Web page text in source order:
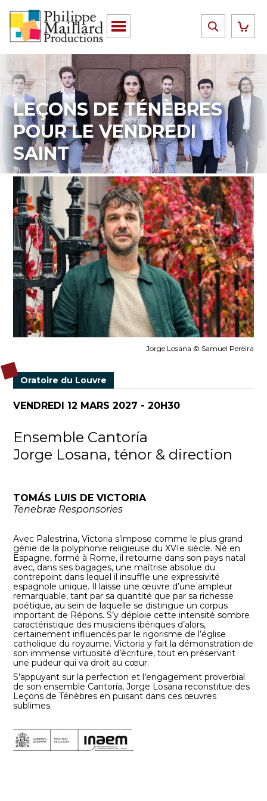
LEÇONS DE TÉNÈBRES
POUR LE VENDREDI
SAINT
Jorge Losana © Samuel Pereira
Oratoire du Louvre
VENDREDI 12 MARS 2027 - 20H30
Ensemble Cantoría
Jorge Losana, ténor & direction
TOMÁS LUIS DE VICTORIA
Tenebræ Responsories
Avec Palestrina, Victoria s’impose comme le plus grand
génie de la polyphonie religieuse du XVIe siècle. Né en
Espagne, formé à Rome, il retourne dans son pays natal
avec, dans ses bagages, une maîtrise absolue du
contrepoint dans lequel il insuffle une expressivité
espagnole unique. Il laisse une œuvre d’une ampleur
remarquable, tant par sa quantité que par sa richesse
poétique, au sein de laquelle se distingue un corpus
important de Répons. S’y déploie cette intensité sombre
caractéristique des musiciens ibériques d’alors,
certainement influencés par le rigorisme de l’église
catholique du royaume. Victoria y fait la démonstration de
son immense virtuosité d’écriture, tout en préservant
une pudeur qui va droit au cœur.
S’appuyant sur la perfection et l’engagement proverbial
de son ensemble Cantoría, Jorge Losana reconstitue des
Leçons de Ténèbres en puisant dans ces œuvres
sublimes.
.